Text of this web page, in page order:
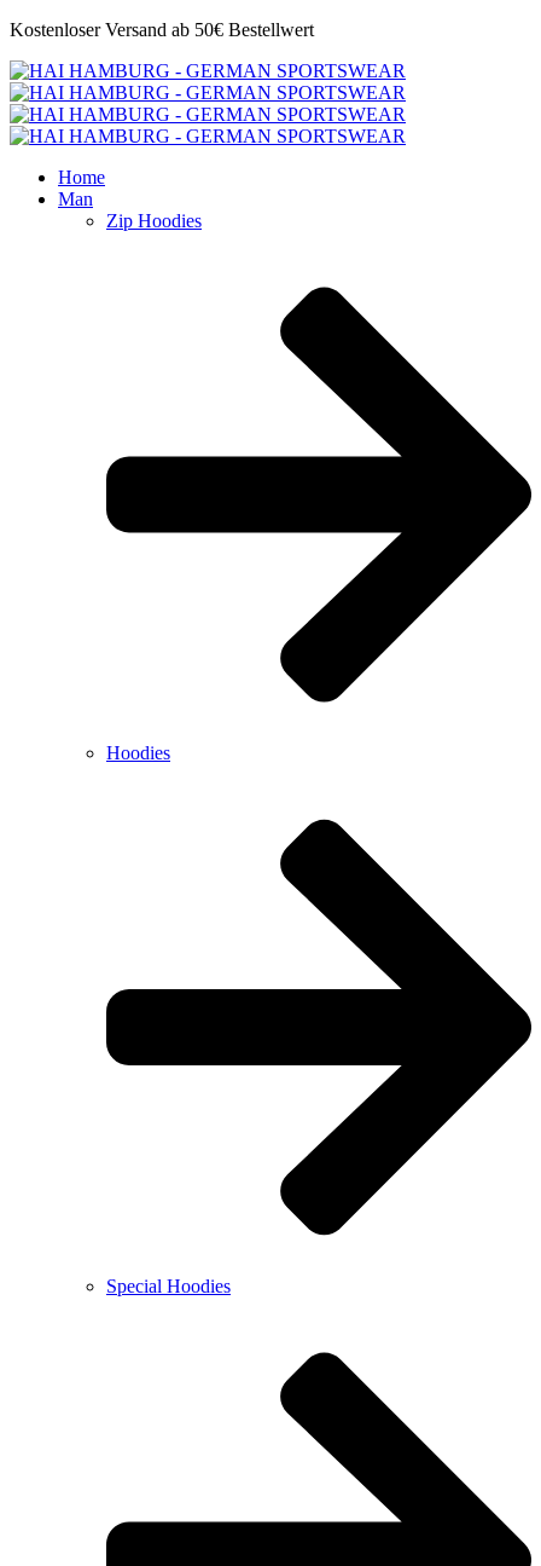
Kostenloser Versand ab 50€ Bestellwert
Home
Man
Zip Hoodies
Hoodies
Special Hoodies